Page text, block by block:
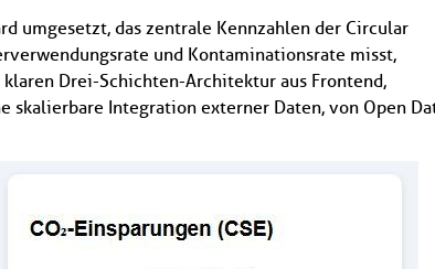
umgesetzt, das zentrale Kennzahlen der Circular
und Kontaminationsrate misst,
Drei-Schichten-Architektur aus Frontend,
skalierbare Integration externer Daten, von Open